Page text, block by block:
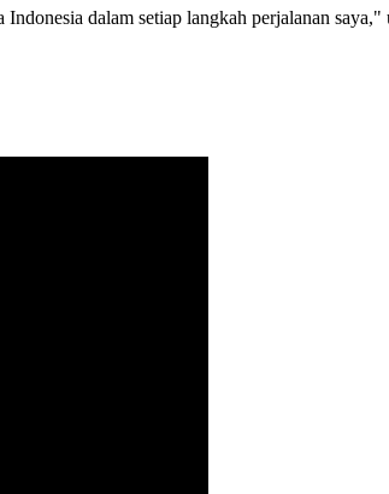
dalam setiap langkah perjalanan saya,"